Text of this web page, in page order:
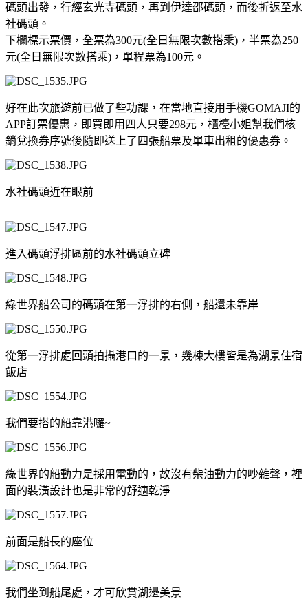
碼頭出發，行經玄光寺碼頭，再到伊達邵碼頭，而後折返至水
社碼頭。
下欄標示票價，全票為300元(全日無限次數搭乘)，半票為250
元(全日無限次數搭乘)，單程票為100元。
好在此次旅遊前已做了些功課，在當地直接用手機GOMAJI的
APP訂票優惠，即買即用四人只要298元，櫃檯小姐幫我們核
銷兌換券序號後隨即送上了四張船票及單車出租的優惠券。
水社碼頭近在眼前
進入碼頭浮排區前的水社碼頭立碑
綠世界船公司的碼頭在第一浮排的右側，船還未靠岸
從第一浮排處回頭拍攝港口的一景，幾棟大樓皆是為湖景住宿
飯店
我們要搭的船靠港囉~
綠世界的船動力是採用電動的，故沒有柴油動力的吵雜聲，裡
面的裝潢設計也是非常的舒適乾淨
前面是船長的座位
我們坐到船尾處，才可欣賞湖邊美景